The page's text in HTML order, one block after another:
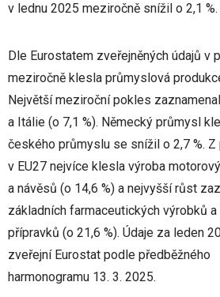
v lednu 2025 meziročně snížil o 2,1 %.
Dle Eurostatem zveřejněných údajů v
meziročně klesla průmyslová
Největší meziroční pokles
a Itálie (o 7,1 %). Německý průmysl
českého průmyslu se snížil o 2,7 %.
v EU27 nejvíce klesla výroba
a návěsů (o 14,6 %) a nejvyšší růst
základních farmaceutických výrobků
přípravků (o 21,6 %). Údaje za leden
zveřejní Eurostat podle předběžného
harmonogramu 13. 3. 2025.